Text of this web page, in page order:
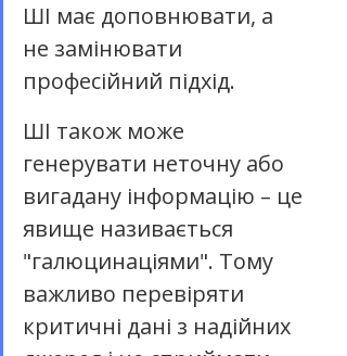
ШІ має доповнювати, а
не замінювати
професійний підхід.
ШІ також може
генерувати неточну або
вигадану інформацію – це
явище називається
"галюцинаціями". Тому
важливо перевіряти
критичні дані з надійних